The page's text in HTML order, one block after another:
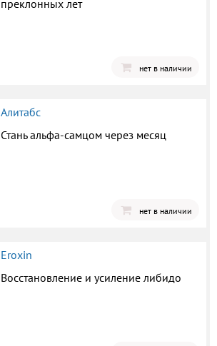
преклонных лет
нет в наличии
Алитабс
Стань альфа-самцом через месяц
нет в наличии
Eroxin
Восстановление и усиление либидо